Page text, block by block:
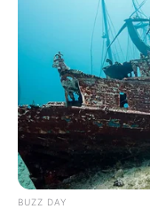
BUZZ DAY